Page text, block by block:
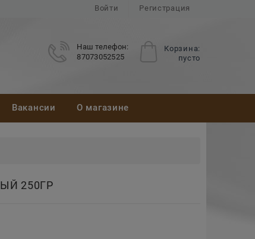
Войти Регистрация
Корзина:
пусто
Наш телефон:
87073052525
Вакансии О магазине
250ГР